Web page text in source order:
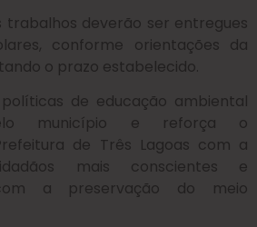
trabalhos deverão ser entregues
conforme orientações da
o prazo estabelecido.
de educação ambiental
município e reforça o
de Três Lagoas com a
mais conscientes e
a preservação do meio